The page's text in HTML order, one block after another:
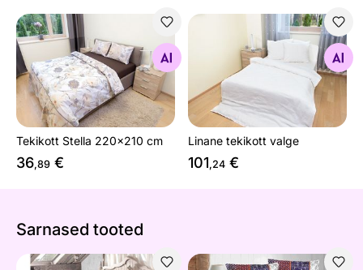
Tekikott Stella 220x210 cm
Otsi sarnaseid
Tekikott Stella 220x210 cm
36,89 €
Linane tekikott valge
Otsi sarnaseid
Linane tekikott valge
101,24 €
Sarnased tooted